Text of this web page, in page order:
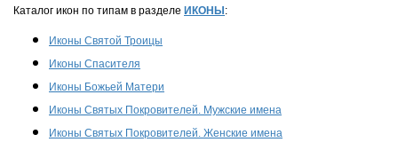
Каталог икон по типам в разделе ИКОНЫ :
Иконы Святой Троицы
Иконы Спасителя
Иконы Божьей Матери
Иконы Святых Покровителей. Мужские имена
Иконы Святых Покровителей. Женские имена